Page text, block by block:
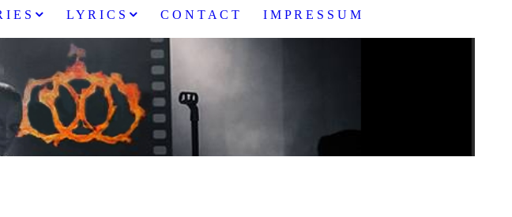
I E S L Y R I C S C O N T A C T I M P R E S S U M